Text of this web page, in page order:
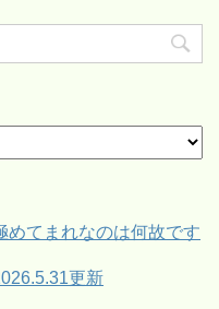
めてまれなのは何故です
更新